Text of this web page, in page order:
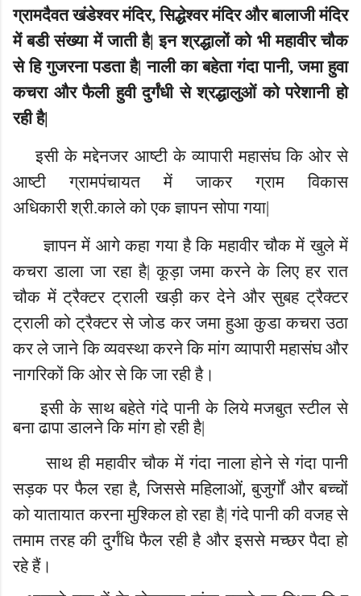
ग्रामदैवत खंडेश्वर मंदिर, सिद्धेश्वर मंदिर और बालाजी मंदिर
में बडी संख्या में जाती है| इन श्रद्धालों को भी महावीर चौक
से हि गुजरना पडता है| नाली का बहेता गंदा पानी, जमा हुवा
कचरा और फैली हुवी दुर्गंधी से श्रद्धालुओं को परेशानी हो
रही है|
इसी के मद्देनजर आष्टी के व्यापारी महासंघ कि ओर से
आष्टी ग्रामपंचायतमें जाकर
ग्राम विकास
अधिकारीश्री.काले को एक ज्ञापन सोपा गया|
ज्ञापन में आगे कहा गया है कि महावीर चौक में खुले में
कचरा डाला जा रहा है| कूड़ा जमा करने के लिए हर रात
चौक में ट्रैक्टर ट्राली खड़ी कर देने और सुबह ट्रैक्टर
ट्राली को ट्रैक्टर से जोड कर जमा हुआ कुडा कचरा उठा
कर ले जाने कि व्यवस्था करने कि मांग व्यापारी महासंघ और
नागरिकों कि ओर से कि जा रही है।
इसी के साथ बहेते गंदे पानी के लिये मजबुत स्टील से
बना ढापा डालने कि मांग हो रही है|
साथ ही महावीर चौक मेंगंदानाला होने से गंदा पानी
सड़क पर फैल रहा है,जिससे महिलाओं,बुजुर्गों और बच्चों
कोयातायात करना मुश्किलहो रहा है| गंदे पानी की वजह से
तमाम तरह की दुर्गंधिफैल रही है और इससे मच्छर पैदा हो
रहे हैं।